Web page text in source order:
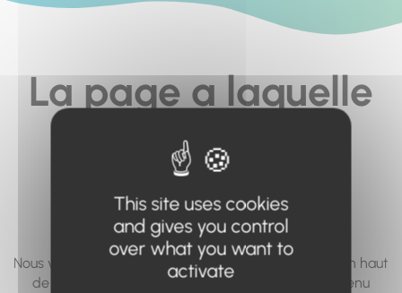
La page a laquelle
vous cherchez à
accéder n'existe
pas... ou plus.
Nous vous invitons à utiliser le moteur de recherche en haut
de page, ou à utiliser le menu pour trouver le contenu
This site uses cookies
and gives you control
over what you want to
activate